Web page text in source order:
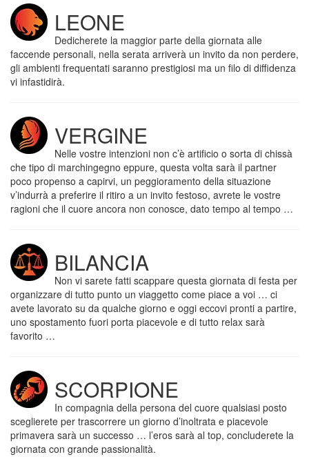
LEONE
Dedicherete la maggior parte della giornata alle
faccende personali, nella serata arriverà un invito da non perdere,
gli ambienti frequentati saranno prestigiosi ma un filo di diffidenza
vi infastidirà.
VERGINE
Nelle vostre intenzioni non c’è artificio o sorta di chissà
che tipo di marchingegno eppure, questa volta sarà il partner
poco propenso a capirvi, un peggioramento della situazione
v’indurrà a preferire il ritiro a un invito festoso, avrete le vostre
ragioni che il cuore ancora non conosce, dato tempo al tempo …
BILANCIA
Non vi sarete fatti scappare questa giornata di festa per
organizzare di tutto punto un viaggetto come piace a voi … ci
avete lavorato su da qualche giorno e oggi eccovi pronti a partire,
uno spostamento fuori porta piacevole e di tutto relax sarà
favorito …
SCORPIONE
In compagnia della persona del cuore qualsiasi posto
sceglierete per trascorrere un giorno d’inoltrata e piacevole
primavera sarà un successo … l’eros sarà al top, concluderete la
giornata con grande passionalità.